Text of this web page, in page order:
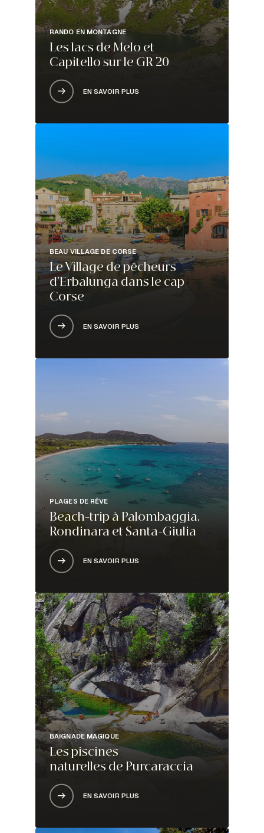
RANDO EN MONTAGNE
Les lacs de Melo et
Capitello sur le GR 20
EN SAVOIR PLUS
BEAU VILLAGE DE CORSE
Le Village de pêcheurs
d’Erbalunga dans le cap
Corse
EN SAVOIR PLUS
PLAGES DE RÊVE
Beach-trip à Palombaggia,
Rondinara et Santa-Giulia
EN SAVOIR PLUS
BAIGNADE MAGIQUE
Les piscines
naturelles de Purcaraccia
EN SAVOIR PLUS